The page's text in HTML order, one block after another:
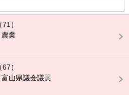
（71）
農業
67）
富山県議会議員